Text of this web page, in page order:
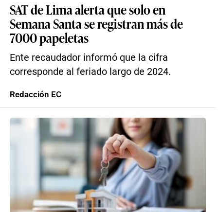
SAT de Lima alerta que solo en
Semana Santa se registran más de
7000 papeletas
Ente recaudador informó que la cifra
corresponde al feriado largo de 2024.
Redacción EC